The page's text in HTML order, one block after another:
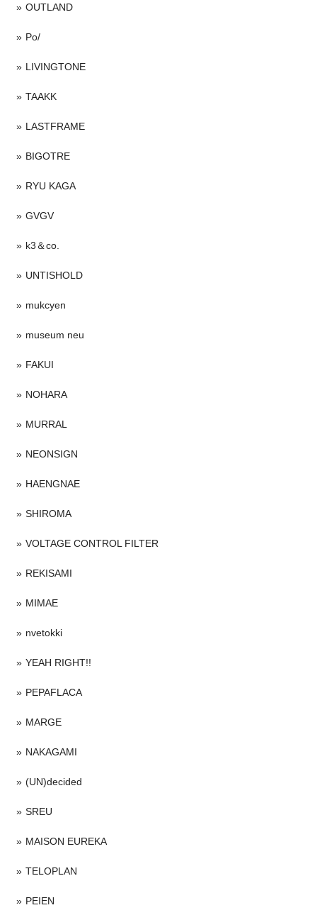
OUTLAND
Po/
LIVINGTONE
TAAKK
LASTFRAME
BIGOTRE
RYU KAGA
GVGV
k3＆co.
UNTISHOLD
mukcyen
museum neu
FAKUI
NOHARA
MURRAL
NEONSIGN
HAENGNAE
SHIROMA
VOLTAGE CONTROL FILTER
REKISAMI
MIMAE
nvetokki
YEAH RIGHT!!
PEPAFLACA
MARGE
NAKAGAMI
(UN)decided
SREU
MAISON EUREKA
TELOPLAN
PEIEN